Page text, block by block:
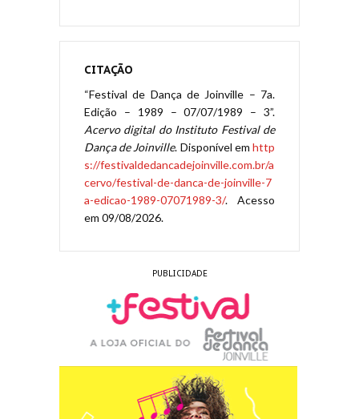
CITAÇÃO
“Festival de Dança de Joinville – 7a.
Edição – 1989 – 07/07/1989 – 3”.
Acervo digital do Instituto Festival de
Dança de Joinville. Disponível emhttp
s://festivaldedancadejoinville.com.br/a
cervo/festival-de-danca-de-joinville-7
a-edicao-1989-07071989-3/. Acesso
em 09/08/2026.
PUBLICIDADE